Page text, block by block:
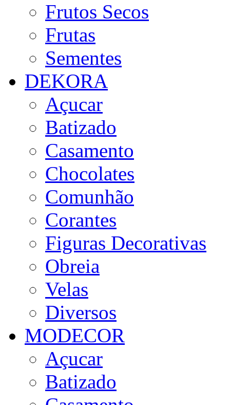
Frutos Secos
Frutas
Sementes
DEKORA
Açucar
Batizado
Casamento
Chocolates
Comunhão
Corantes
Figuras Decorativas
Obreia
Velas
Diversos
MODECOR
Açucar
Batizado